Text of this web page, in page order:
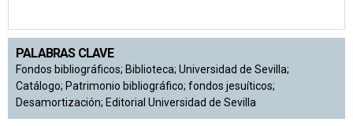
PALABRAS CLAVE
Fondos bibliográficos; Biblioteca; Universidad de Sevilla;
Catálogo; Patrimonio bibliográfico; fondos jesuíticos;
Desamortización; Editorial Universidad de Sevilla